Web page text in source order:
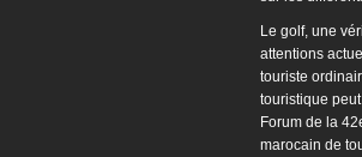
Le golf, une
attentions
touriste
touristique
Forum de la
marocain de